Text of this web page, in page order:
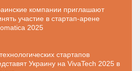
компании приглашают
участие в стартап-арене
2025
стартапов
Украину на VivaTech 2025 в